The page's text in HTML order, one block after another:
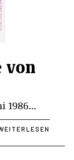
von
1986...